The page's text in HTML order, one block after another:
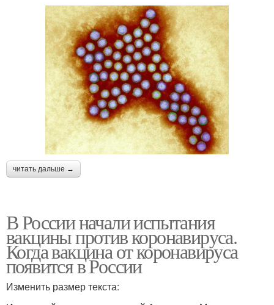
читать дальше →
В России начали испытания
вакцины против коронавируса.
Когда вакцина от коронавируса
появится в России
Изменить размер текста: